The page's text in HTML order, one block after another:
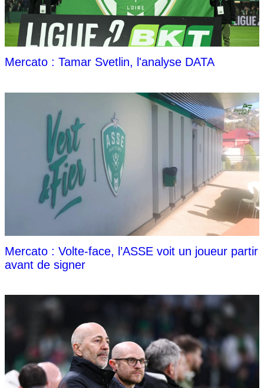
Mercato : Tamar Svetlin, l'analyse DATA
Mercato : Volte-face, l’ASSE voit un joueur partir
avant de signer